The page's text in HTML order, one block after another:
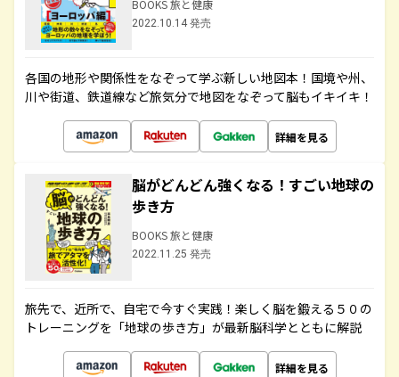
BOOKS 旅と健康
2022.10.14 発売
各国の地形や関係性をなぞって学ぶ新しい地図本！国境や州、
川や街道、鉄道線など旅気分で地図をなぞって脳もイキイキ！
詳細を見る
脳がどんどん強くなる！すごい地球の
歩き方
BOOKS 旅と健康
2022.11.25 発売
旅先で、近所で、自宅で今すぐ実践！楽しく脳を鍛える５０の
トレーニングを「地球の歩き方」が最新脳科学とともに解説
詳細を見る